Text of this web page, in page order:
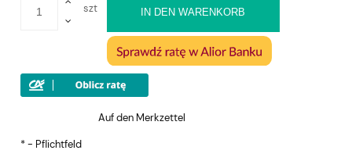
szt IN DEN WARENKORB
Auf den Merkzettel
*- Pflichtfeld